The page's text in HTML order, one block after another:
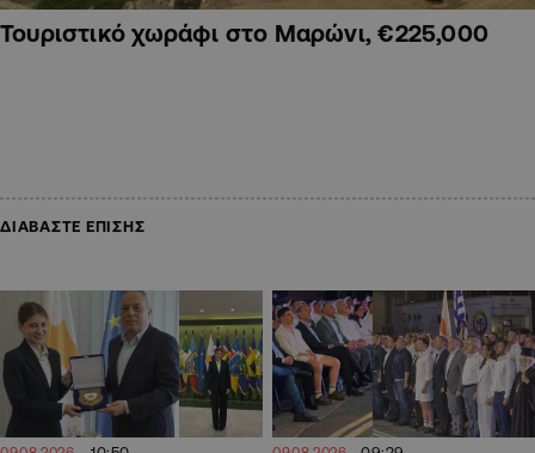
Τουριστικό χωράφι στο Μαρώνι, €225,000
ΔΙΑΒΑΣΤΕ ΕΠΙΣΗΣ